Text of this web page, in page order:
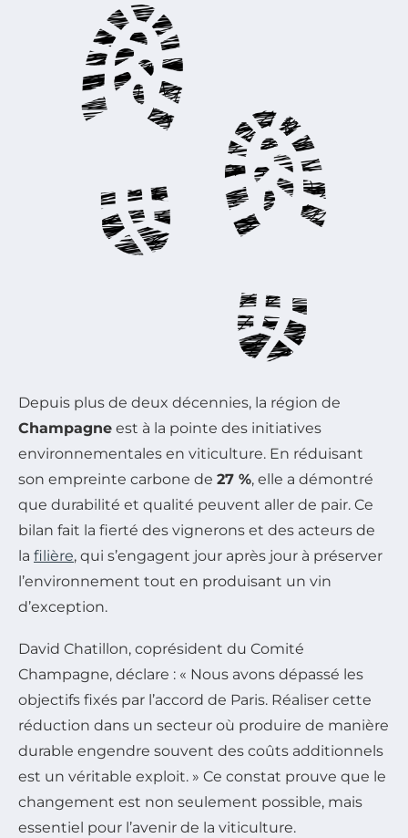
Depuis plus de deux décennies, la région de
Champagne est à la pointe des initiatives
environnementales en viticulture. En réduisant
son empreinte carbone de 27 %, elle a démontré
que durabilité et qualité peuvent aller de pair. Ce
bilan fait la fierté des vignerons et des acteurs de
la filière, qui s’engagent jour après jour à préserver
l’environnement tout en produisant un vin
d’exception.
David Chatillon, coprésident du Comité
Champagne, déclare : « Nous avons dépassé les
objectifs fixés par l’accord de Paris. Réaliser cette
réduction dans un secteur où produire de manière
durable engendre souvent des coûts additionnels
est un véritable exploit. » Ce constat prouve que le
changement est non seulement possible, mais
essentiel pour l’avenir de la viticulture.